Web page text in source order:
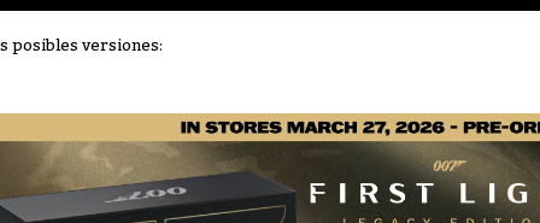
posibles versiones: